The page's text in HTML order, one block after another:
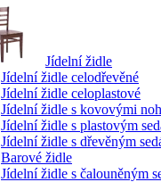
Jídelní židle
Jídelní židle celodřevěné
Jídelní židle celoplastové
Jídelní židle s kovovými
Jídelní židle s plastovým
Jídelní židle s dřevěným
Barové židle
Jídelní židle s čalouněným